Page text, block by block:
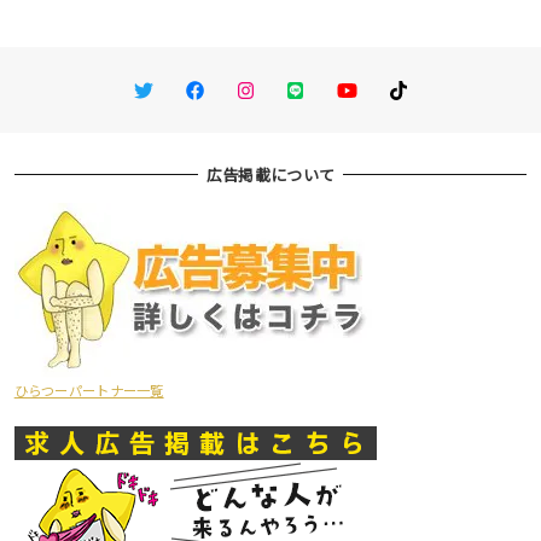
TwitterFacebookInstagram
LINE You TubeTikTok
広告掲載について
ひらつーパートナー一覧